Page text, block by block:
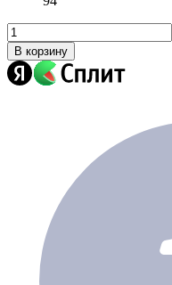
В корзину